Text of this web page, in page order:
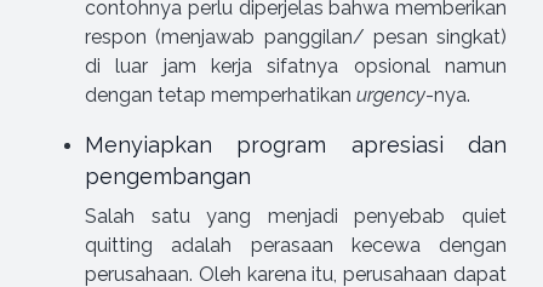
contohnya perlu diperjelas bahwa memberikan
respon (menjawab panggilan/ pesan singkat)
di luar jam kerja sifatnya opsional namun
dengan tetap memperhatikan urgency-nya.
Menyiapkan program apresiasi dan
pengembangan
Salah satu yang menjadi penyebab quiet
quitting adalah perasaan kecewa dengan
perusahaan. Oleh karena itu, perusahaan dapat